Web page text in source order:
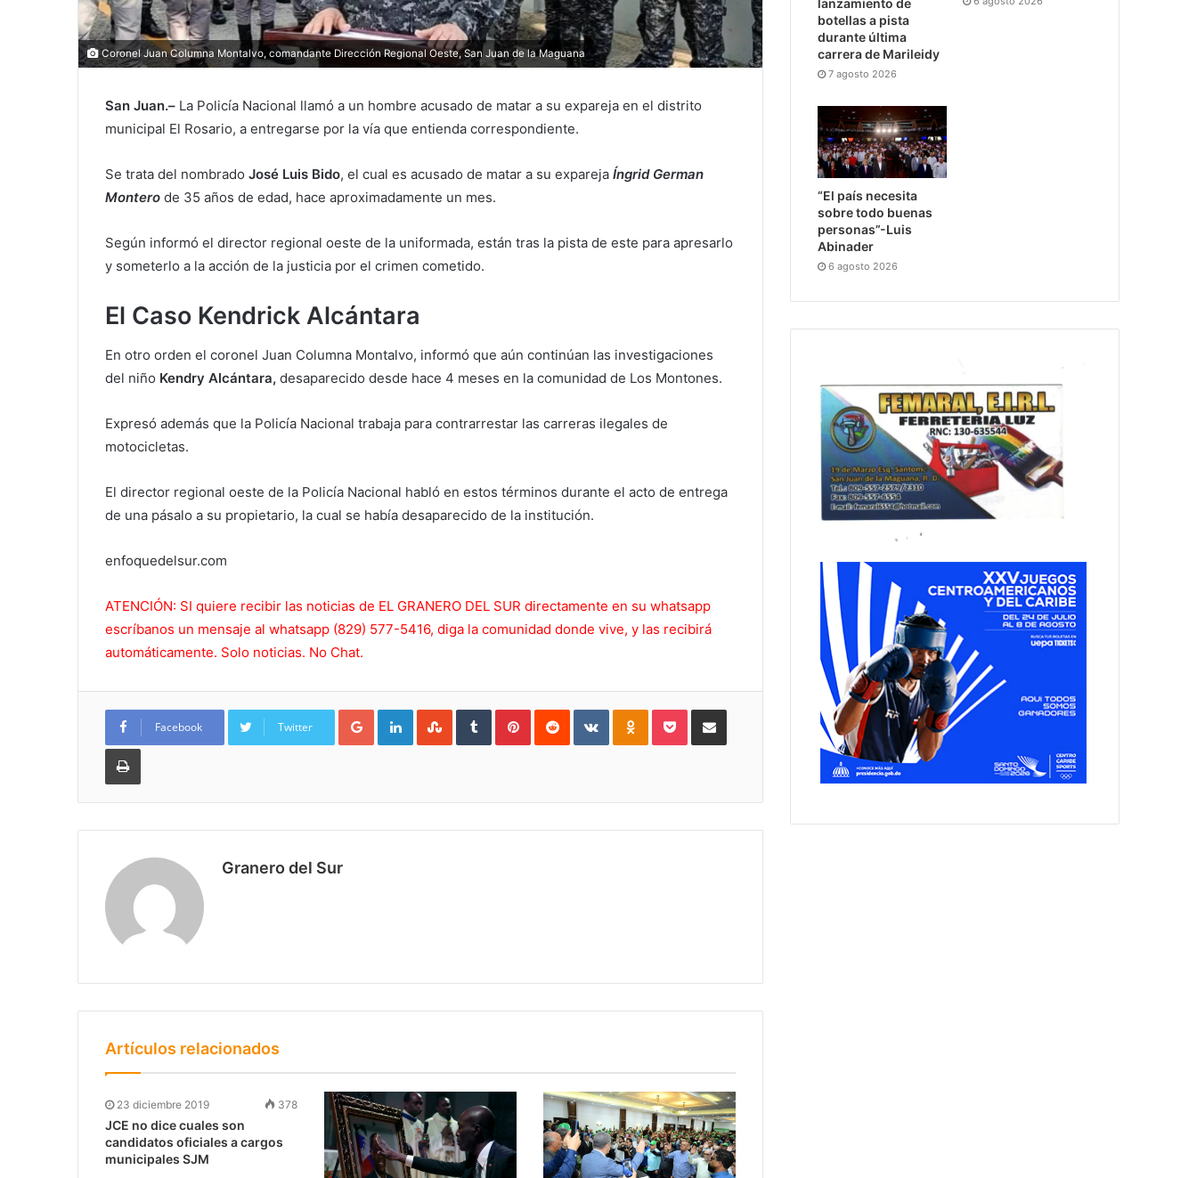
Coronel Juan Columna Montalvo, comandante Dirección Regional Oeste, San Juan de la Maguana
San Juan.– La Policía Nacional llamó a un hombre acusado de matar a su expareja en el distrito
municipal El Rosario, a entregarse por la vía que entienda correspondiente.
Se trata del nombrado José Luis Bido, el cual es acusado de matar a su expareja Íngrid German
Montero de 35 años de edad, hace aproximadamente un mes.
Según informó el director regional oeste de la uniformada, están tras la pista de este para apresarlo
y someterlo a la acción de la justicia por el crimen cometido.
El Caso Kendrick Alcántara
En otro orden el coronel Juan Columna Montalvo, informó que aún continúan las investigaciones
del niño Kendry Alcántara, desaparecido desde hace 4 meses en la comunidad de Los Montones.
Expresó además que la Policía Nacional trabaja para contrarrestar las carreras ilegales de
motocicletas.
El director regional oeste de la Policía Nacional habló en estos términos durante el acto de entrega
de una pásalo a su propietario, la cual se había desaparecido de la institución.
enfoquedelsur.com
ATENCIÓN: SI quiere recibir las noticias de EL GRANERO DEL SUR directamente en su whatsapp
escríbanos un mensaje al whatsapp (829) 577-5416, diga la comunidad donde vive, y las recibirá
automáticamente. Solo noticias. No Chat.
Facebook Twitter
Google+LinkedInStumbleUpon
TumblrPinterestReddit VKontakteOdnoklassniki
PocketCompartir por Correo
Imprimir
Granero del Sur
Artículos relacionados
23 diciembre 2019 378
JCE no dice cuales son
candidatos oficiales a cargos
municipales SJM
botellas a pista
durante última
carrera de Marileidy
7 agosto 2026
“El país necesita
sobre todo buenas
personas”-Luis
Abinader
6 agosto 2026